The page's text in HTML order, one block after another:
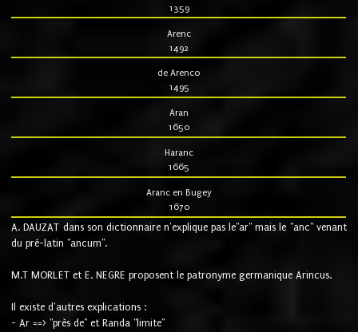
1359
Arenc
1492
de Arenco
1495
Aran
1650
Haranc
1665
Aranc en Bugey
1670
A. DAUZAT dans son dictionnaire n'explique pas le"ar" mais le "anc" venant
du pré-latin "ancum".
M.T MORLET et E. NEGRE proposent le patronyme germanique Arincus.
Il existe d'autres explications :
- Ar ==> "près de" et Randa "limite"